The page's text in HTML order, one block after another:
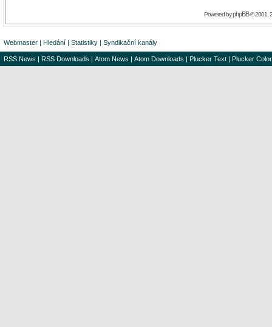
Powered byphpBB© 2001,
Webmaster | Hledání | Statistiky | Syndikační kanály
RSS News | RSS Downloads | Atom News | Atom Downloads | Plucker Text | Plucker Color